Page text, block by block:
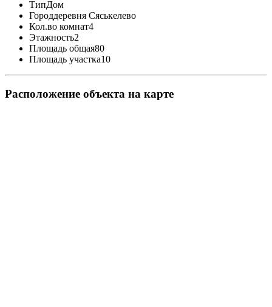
ТипДом
Городдеревня Сяськелево
Кол.во комнат4
Этажность2
Площадь общая80
Площадь участка10
Pасположение объекта на карте